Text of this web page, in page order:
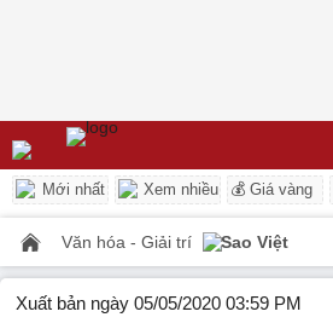
Mới nhất Xem nhiều 💰 Giá vàng
Văn hóa - Giải trí Sao Việt
Xuất bản ngày 05/05/2020 03:59 PM